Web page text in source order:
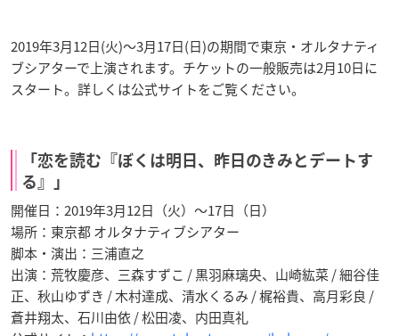
2019年3月12日(火)〜3月17日(日)の期間で東京・オルタナティ
ブシアターで上演されます。チケットの一般販売は2月10日に
スタート。詳しくは公式サイトをご覧ください。
「恋を読む『ぼくは明日、昨日のきみとデートす
る』」
開催日：2019年3月12日（火）～17日（日）
場所：東京都 オルタナティブシアター
脚本・演出：三浦直之
出演：荒牧慶彦、三森すずこ / 黒羽麻璃央、山崎紘菜 / 細谷佳
正、秋山ゆずき / 木村達成、清水くるみ / 梶裕貴、高月彩良 /
蒼井翔太、石川由依 / 松田凌、内田真礼